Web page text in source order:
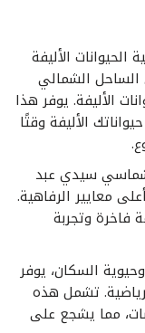
الحيوانات الأليفة
الشمالي
الأليفة. يوفر هذا
الأليفة وقتًا
شماسي سيدي عبد
معايير الرفاهية.
فاخرة وتجربة
السكان، يوفر
تشمل هذه
مما يشجع على